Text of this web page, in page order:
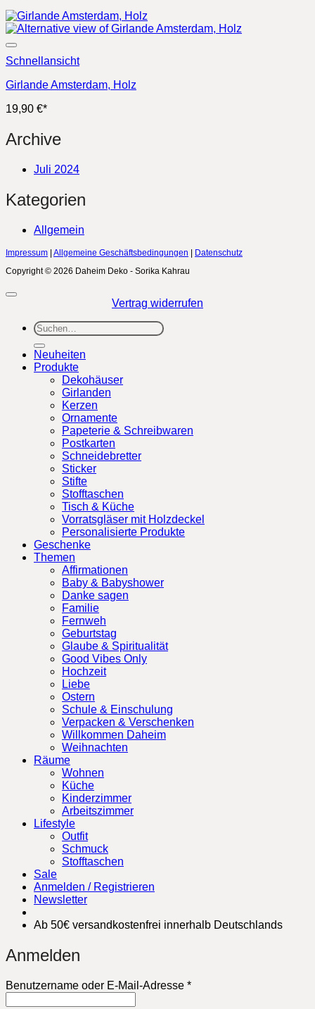
Schnellansicht
Girlande Amsterdam, Holz
19,90 €*
Archive
Juli 2024
Kategorien
Allgemein
Impressum | Allgemeine Geschäftsbedingungen | Datenschutz
Copyright © 2026 Daheim Deko - Sorika Kahrau
Vertrag widerrufen
Suchen
nach:
Neuheiten
Produkte
Dekohäuser
Girlanden
Kerzen
Ornamente
Papeterie & Schreibwaren
Postkarten
Schneidebretter
Sticker
Stifte
Stofftaschen
Tisch & Küche
Vorratsgläser mit Holzdeckel
Personalisierte Produkte
Geschenke
Themen
Affirmationen
Baby & Babyshower
Danke sagen
Familie
Fernweh
Geburtstag
Glaube & Spiritualität
Good Vibes Only
Hochzeit
Liebe
Ostern
Schule & Einschulung
Verpacken & Verschenken
Willkommen Daheim
Weihnachten
Räume
Wohnen
Küche
Kinderzimmer
Arbeitszimmer
Lifestyle
Outfit
Schmuck
Stofftaschen
Sale
Anmelden / Registrieren
Newsletter
Ab 50€ versandkostenfrei innerhalb Deutschlands
Anmelden
Benutzername oder E-Mail-Adresse *Erforderlich